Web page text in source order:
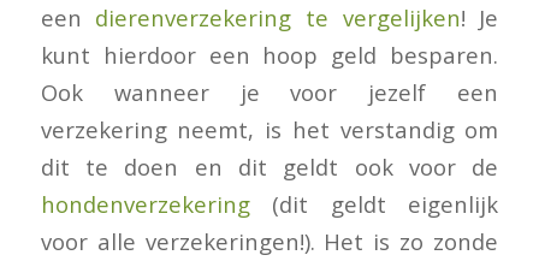
een dierenverzekering te vergelijken! Je
kunt hierdoor een hoop geld besparen.
Ook wanneer je voor jezelf een
verzekering neemt, is het verstandig om
dit te doen en dit geldt ook voor de
hondenverzekering(dit geldt eigenlijk
voor alle verzekeringen!). Het is zo zonde